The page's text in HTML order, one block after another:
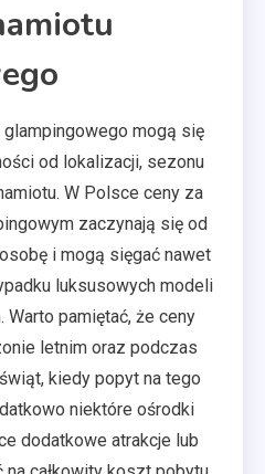
glampingowego mogą się
od lokalizacji, sezonu
W Polsce ceny za
zaczynają się od
i mogą sięgać nawet
luksusowych modeli
Warto pamiętać, że ceny
letnim oraz podczas
kiedy popyt na tego
niektóre ośrodki
dodatkowe atrakcje lub